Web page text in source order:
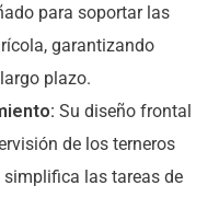
para soportar las
garantizando
plazo.
Su diseño frontal
de los terneros
las tareas de